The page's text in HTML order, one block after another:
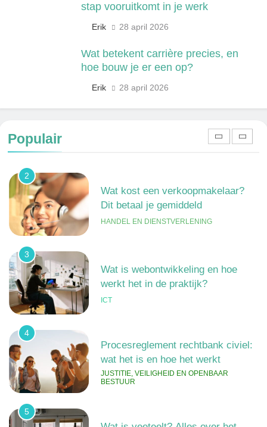
stap vooruitkomt in je werk
Erik 28 april 2026
Wat betekent carrière precies, en
hoe bouw je er een op?
Erik 28 april 2026
Populair
Wat verdient een machine
operator? Salaris, factoren en
doorgroeimogelijkheden
TECHNIEK, PRODUCTIE EN BOUW
2
Wat kost een verkoopmakelaar?
Dit betaal je gemiddeld
HANDEL EN DIENSTVERLENING
3
Wat is webontwikkeling en hoe
werkt het in de praktijk?
ICT
4
Procesreglement rechtbank civiel:
wat het is en hoe het werkt
JUSTITIE, VEILIGHEID EN OPENBAAR
BESTUUR
5